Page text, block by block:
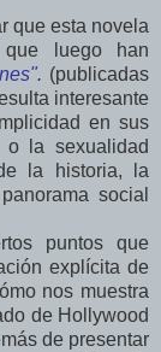
que esta novela
luego han
. (publicadas
interesante
en sus
o la sexualidad
la historia, la
social
puntos que
explícita de
nos muestra
de Hollywood
de presentar